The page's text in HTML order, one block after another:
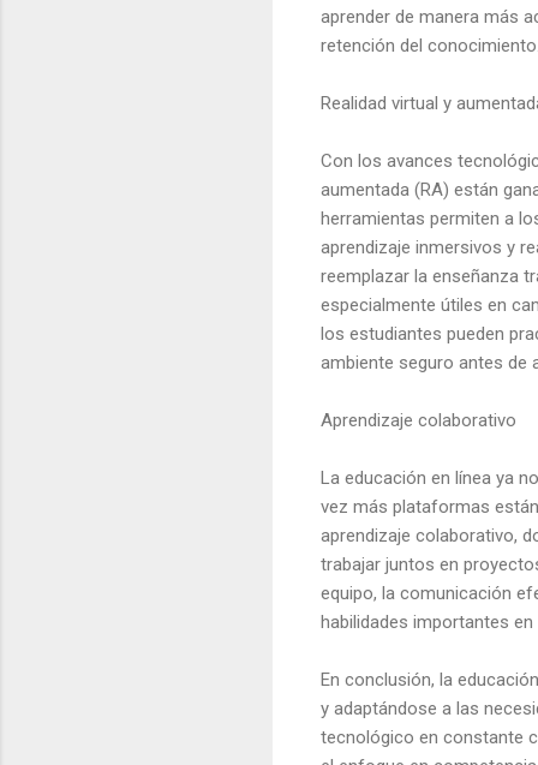
aprender de manera más
retención del
Realidad virtual y
Con los avances
aumentada (RA) están
herramientas permiten a
aprendizaje inmersivos y
reemplazar la enseñanza
especialmente útiles en
los estudiantes pueden
ambiente seguro antes de
Aprendizaje colaborativo
La educación en línea ya
vez más plataformas
aprendizaje colaborativo,
trabajar juntos en
equipo, la comunicación
habilidades importantes
En conclusión, la
y adaptándose a las
tecnológico en constante